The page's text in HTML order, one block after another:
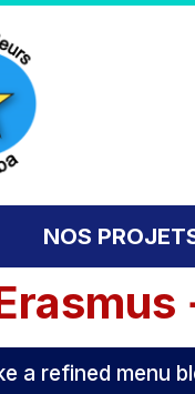
NOS
a refined menu